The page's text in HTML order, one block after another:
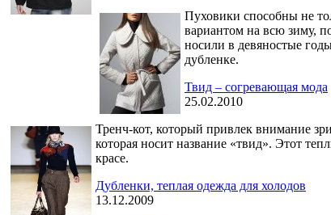
Пуховики способны не
вариантом на всю зиму,
носили в девяностые
дубленке.
Твид – согревающая мода
25.02.2010
Тренч-кот, который привлек внимание
которая носит название «твид». Этот
красе.
Дубленки, теплая одежда для холодов
13.12.2009